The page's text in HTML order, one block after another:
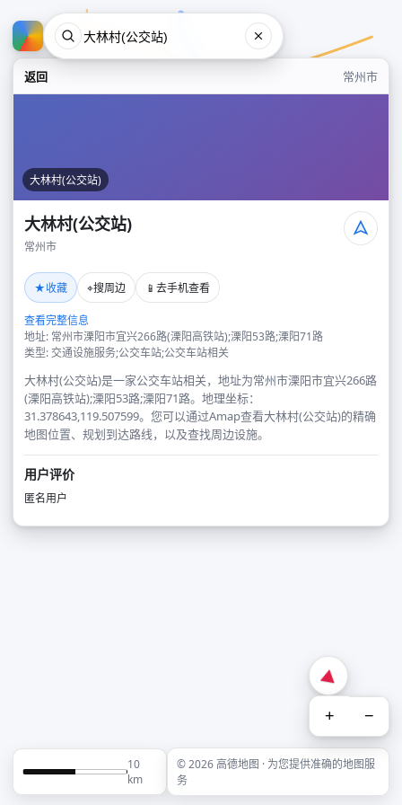
返回 常州市
大林村(公交站)
大林村(公交站)
常州市
★收藏 ⌖搜周边 📱 去手机查看
查看完整信息
地址: 常州市溧阳市宜兴266路(溧阳高铁站);溧阳53路;溧阳71路
类型: 交通设施服务;公交车站;公交车站相关
大林村(公交站)是一家公交车站相关，地址为常州市溧阳市宜兴266路
(溧阳高铁站);溧阳53路;溧阳71路。地理坐标：
31.378643,119.507599。您可以通过Amap查看大林村(公交站)的精确
地图位置、规划到达路线，以及查找周边设施。
用户评价
匿名用户
+ −
10
km
© 2026 高德地图 · 为您提供准确的地图服
务